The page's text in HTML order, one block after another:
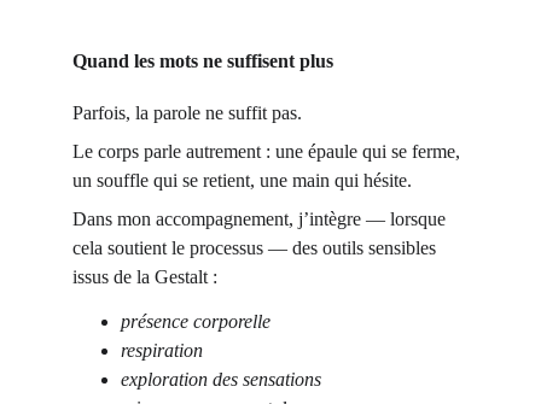
Quand les mots ne suffisent plus
Parfois, la parole ne suffit pas.
Le corps parle autrement : une épaule qui se ferme,
un souffle qui se retient, une main qui hésite.
Dans mon accompagnement, j’intègre — lorsque
cela soutient le processus — des outils sensibles
issus de la Gestalt :
présence corporelle
respiration
exploration des sensations